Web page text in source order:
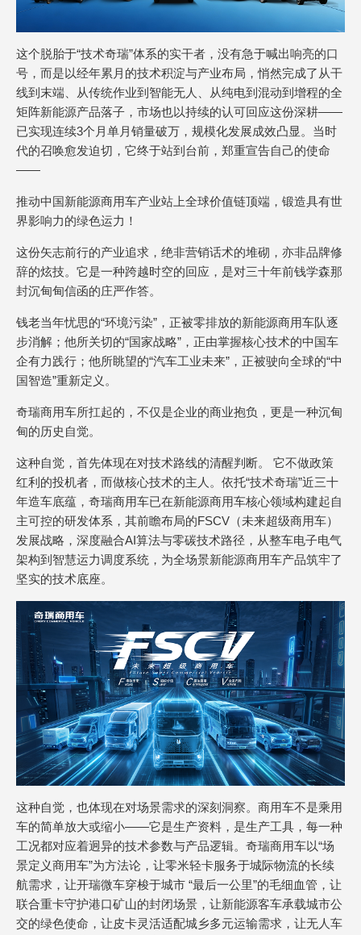
这个脱胎于“技术奇瑞”体系的实干者，没有急于喊出响亮的口
号，而是以经年累月的技术积淀与产业布局，悄然完成了从干
线到末端、从传统作业到智能无人、从纯电到混动到增程的全
矩阵新能源产品落子，市场也以持续的认可回应这份深耕——
已实现连续3个月单月销量破万，规模化发展成效凸显。当时
代的召唤愈发迫切，它终于站到台前，郑重宣告自己的使命
——
推动中国新能源商用车产业站上全球价值链顶端，锻造具有世
界影响力的绿色运力！
这份矢志前行的产业追求，绝非营销话术的堆砌，亦非品牌修
辞的炫技。它是一种跨越时空的回应，是对三十年前钱学森那
封沉甸甸信函的庄严作答。
钱老当年忧思的“环境污染”，正被零排放的新能源商用车队逐
步消解；他所关切的“国家战略”，正由掌握核心技术的中国车
企有力践行；他所眺望的“汽车工业未来”，正被驶向全球的“中
国智造”重新定义。
奇瑞商用车所扛起的，不仅是企业的商业抱负，更是一种沉甸
甸的历史自觉。
这种自觉，首先体现在对技术路线的清醒判断。 它不做政策
红利的投机者，而做核心技术的主人。依托“技术奇瑞”近三十
年造车底蕴，奇瑞商用车已在新能源商用车核心领域构建起自
主可控的研发体系，其前瞻布局的FSCV（未来超级商用车）
发展战略，深度融合AI算法与零碳技术路径，从整车电子电气
架构到智慧运力调度系统，为全场景新能源商用车产品筑牢了
坚实的技术底座。
这种自觉，也体现在对场景需求的深刻洞察。商用车不是乘用
车的简单放大或缩小——它是生产资料，是生产工具，每一种
工况都对应着迥异的技术参数与产品逻辑。奇瑞商用车以“场
景定义商用车”为方法论，让零米轻卡服务于城际物流的长续
航需求，让开瑞微车穿梭于城市 “最后一公里”的毛细血管，让
联合重卡守护港口矿山的封闭场景，让新能源客车承载城市公
交的绿色使命，让皮卡灵活适配城乡多元运输需求，让无人车